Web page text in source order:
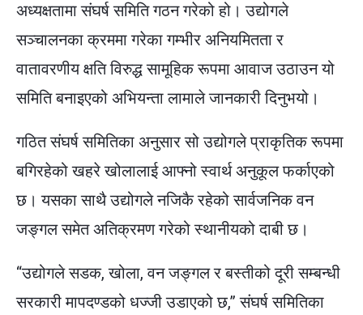
अध्यक्षतामा संघर्ष समिति गठन गरेको हो। उद्योगले
सञ्चालनका क्रममा गरेका गम्भीर अनियमितता र
वातावरणीय क्षति विरुद्ध सामूहिक रूपमा आवाज उठाउन यो
समिति बनाइएको अभियन्ता लामाले जानकारी दिनुभयो।
गठित संघर्ष समितिका अनुसार सो उद्योगले प्राकृतिक रूपमा
बगिरहेको खहरे खोलालाई आफ्नो स्वार्थ अनुकूल फर्काएको
छ। यसका साथै उद्योगले नजिकै रहेको सार्वजनिक वन
जङ्गल समेत अतिक्रमण गरेको स्थानीयको दाबी छ।
“उद्योगले सडक, खोला, वन जङ्गल र बस्तीको दूरी सम्बन्धी
सरकारी मापदण्डको धज्जी उडाएको छ,” संघर्ष समितिका